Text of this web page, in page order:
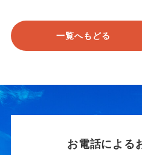
一覧へもどる
お電話による